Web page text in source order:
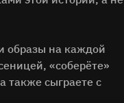
образы на каждой
«соберёте»
также сыграете с